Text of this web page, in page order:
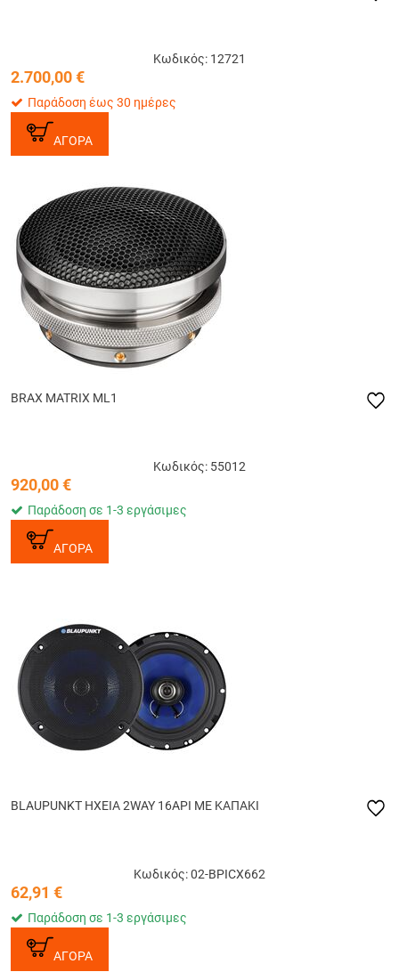
Κωδικός: 12721
2.700,00€
Παράδοση έως 30 ημέρες
ΑΓΟΡΑ
BRAX MATRIX ML1
Κωδικός: 55012
920,00€
Παράδοση σε 1-3 εργάσιμες
ΑΓΟΡΑ
BLAUPUNKT ΗΧΕΙΑ 2WAY 16AΡΙ ΜΕ ΚΑΠΑΚΙ
Κωδικός: 02-BPICX662
62,91 €
Παράδοση σε 1-3 εργάσιμες
ΑΓΟΡΑ